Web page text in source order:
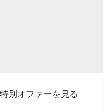
別オファーを見る